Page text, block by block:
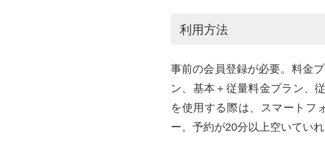
利用方法
事前の会員登録が必要。料金
ン、基本＋従量料金プラン、
を使用する際は、スマートフ
ー。予約が20分以上空いていれ